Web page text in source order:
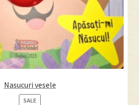
Nasucuri vesele
SALEPRODUCT